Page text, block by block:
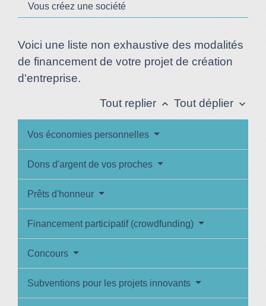
Vous créez une société
Voici une liste non exhaustive des modalités
de financement de votre projet de création
d'entreprise.
Tout replier keyboard_arrow_up Tout déplier keyboard_arrow_down
Vos économies personnelles
Dons d'argent de vos proches
Prêts d'honneur
Financement participatif (crowdfunding)
Concours
Subventions pour les projets innovants